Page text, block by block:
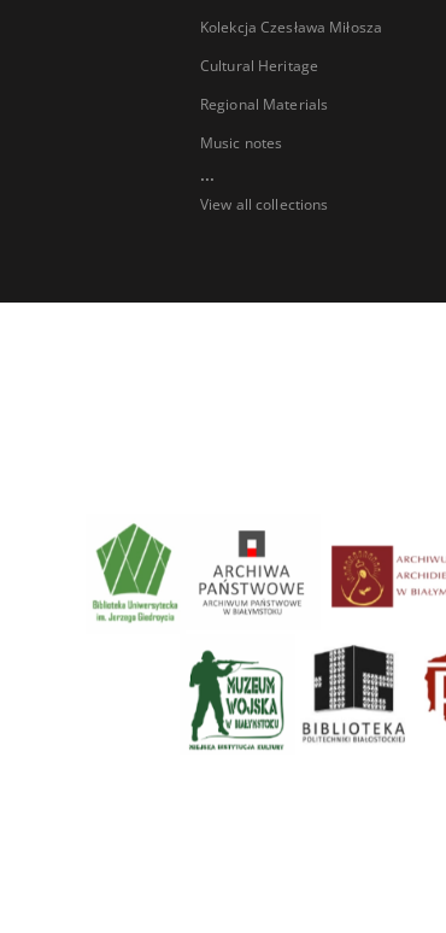
Kolekcja Czesława Miłosza
Cultural Heritage
Regional Materials
Music notes
...
View all collections